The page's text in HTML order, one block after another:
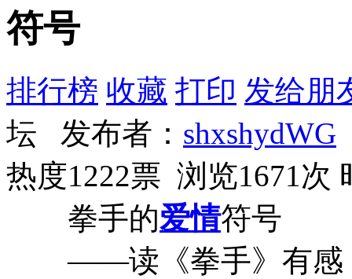
符号
排行榜 收藏 打印 发给朋
坛 发布者： shxshydWG
热度1222票 浏览1671次
拳手的爱情符号
——读《拳手》有感